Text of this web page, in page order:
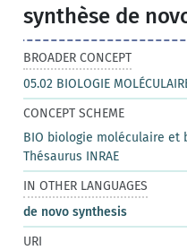
synthèse de
BROADER CONCEPT
05.02 BIOLOGIE
CONCEPT SCHEME
BIO biologie moléculaire et
Thésaurus INRAE
IN OTHER LANGUAGES
de novo synthesis
URI